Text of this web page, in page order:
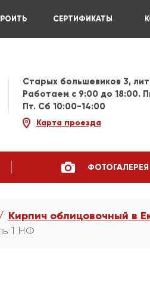
СЕРТИФИКАТЫ
Старых большевиков 3,
Работаем c 9:00 до 18:00.
Пт. Сб 10:00-14:00
Карта проезда
ФОТОГАЛЕРЕЯ
Кирпич облицовочный в
1 НФ